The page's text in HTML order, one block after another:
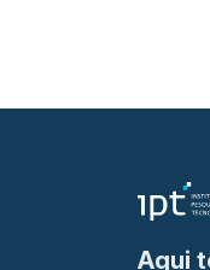
Aqui